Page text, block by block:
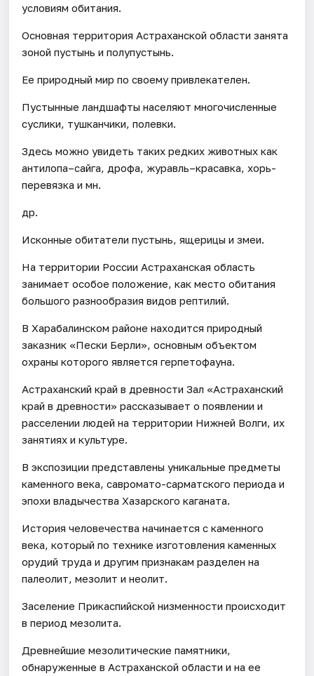
условиям обитания.
Основная территория Астраханской области занята
зоной пустынь и полупустынь.
Ее природный мир по своему привлекателен.
Пустынные ландшафты населяют многочисленные
суслики, тушканчики, полевки.
Здесь можно увидеть таких редких животных как
антилопа–сайга, дрофа, журавль–красавка, хорь-
перевязка и мн.
др.
Исконные обитатели пустынь, ящерицы и змеи.
На территории России Астраханская область
занимает особое положение, как место обитания
большого разнообразия видов рептилий.
В Харабалинском районе находится природный
заказник «Пески Берли», основным объектом
охраны которого является герпетофауна.
Астраханский край в древности Зал «Астраханский
край в древности» рассказывает о появлении и
расселении людей на территории Нижней Волги, их
занятиях и культуре.
В экспозиции представлены уникальные предметы
каменного века, савромато-сарматского периода и
эпохи владычества Хазарского каганата.
История человечества начинается с каменного
века, который по технике изготовления каменных
орудий труда и другим признакам разделен на
палеолит, мезолит и неолит.
Заселение Прикаспийской низменности происходит
в период мезолита.
Древнейшие мезолитические памятники,
обнаруженные в Астраханской области и на ее